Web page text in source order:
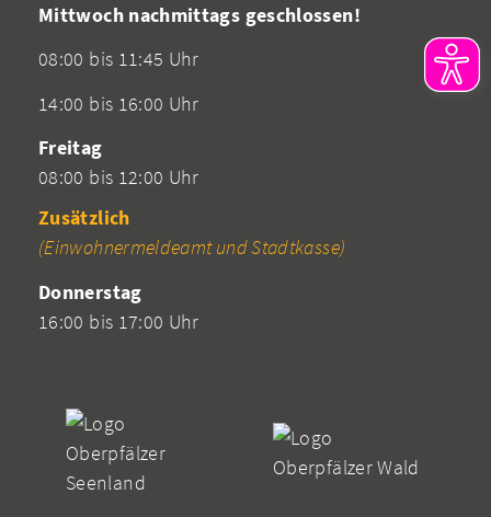
Mittwoch nachmittags geschlossen!
08:00 bis 11:45 Uhr
14:00 bis 16:00 Uhr
Freitag
08:00 bis 12:00 Uhr
Zusätzlich
(Einwohnermeldeamt und Stadtkasse)
Donnerstag
16:00 bis 17:00 Uhr